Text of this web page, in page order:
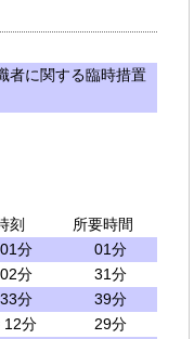
者に関する臨時措置
刻
所要時間
分
01分
分
31分
分
39分
分
29分